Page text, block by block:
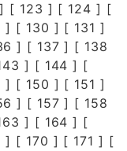
] [ 123 ] [ 124 ] [
] [ 130 ] [ 131 ]
] [ 137 ] [ 138
] [ 144 ] [
] [ 150 ] [ 151 ]
] [ 157 ] [ 158
] [ 164 ] [
] [ 170 ] [ 171 ] [